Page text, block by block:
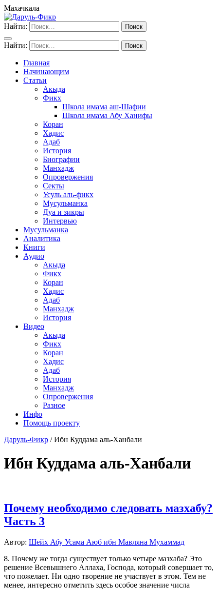
Махачкала
Найти:
Найти:
Главная
Начинающим
Статьи
Акыда
Фикх
Школа имама аш-Шафии
Школа имама Абу Ханифы
Коран
Хадис
Адаб
История
Биографии
Манхадж
Опровержения
Секты
Усуль аль-фикх
Мусульманка
Дуа и зикры
Интервью
Мусульманка
Аналитика
Книги
Аудио
Акыда
Фикх
Коран
Хадис
Адаб
Манхадж
История
Видео
Акыда
Фикх
Коран
Хадис
Адаб
История
Манхадж
Опровержения
Разное
Инфо
Помощь проекту
Даруль-Фикр /Ибн Куддама аль-Ханбали
Ибн Куддама аль-Ханбали
Почему необходимо следовать мазхабу?
Часть 3
Автор: Шейх Абу Усама Аюб ибн Мавляна Мухаммад
8. Почему же тогда существует только четыре мазхаба? Это
решение Всевышнего Аллаха, Господа, который совершает то,
что пожелает. Ни одно творение не участвует в этом. Тем не
менее, интересно отметить здесь особое значение числа